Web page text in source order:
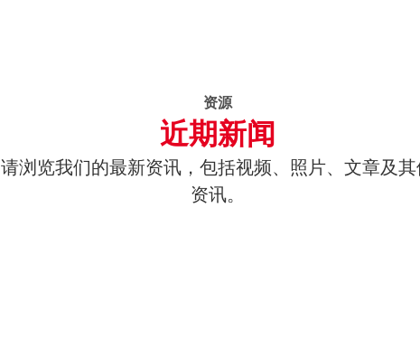
资源
近期新闻
请浏览我们的最新资讯，包括视频、照片、文章及
资讯。